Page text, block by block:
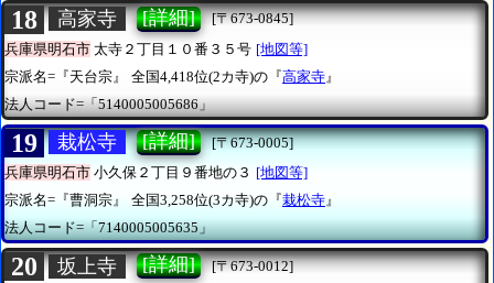
18 高家寺 [詳細]
[〒673-0845]
兵庫県明石市 太寺２丁目１０番３５号 [地図等]
宗派名=『天台宗』
全国4,418位(2カ寺)の『高家寺 』
法人コード=「5140005005686」
19 栽松寺 [詳細]
[〒673-0005]
兵庫県明石市 小久保２丁目９番地の３ [地図等]
宗派名=『曹洞宗』
全国3,258位(3カ寺)の『栽松寺 』
法人コード=「7140005005635」
20 坂上寺 [詳細]
[〒673-0012]